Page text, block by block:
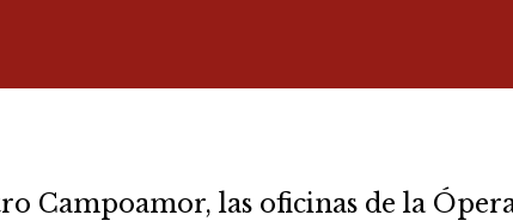
Campoamor, las oficinas de la